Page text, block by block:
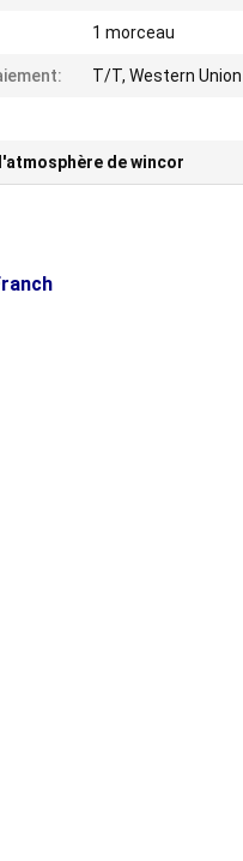
1 morceau
T/T, Western Union
de wincor